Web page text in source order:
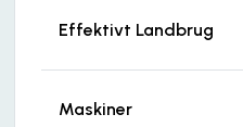
Effektivt Landbrug
Maskiner